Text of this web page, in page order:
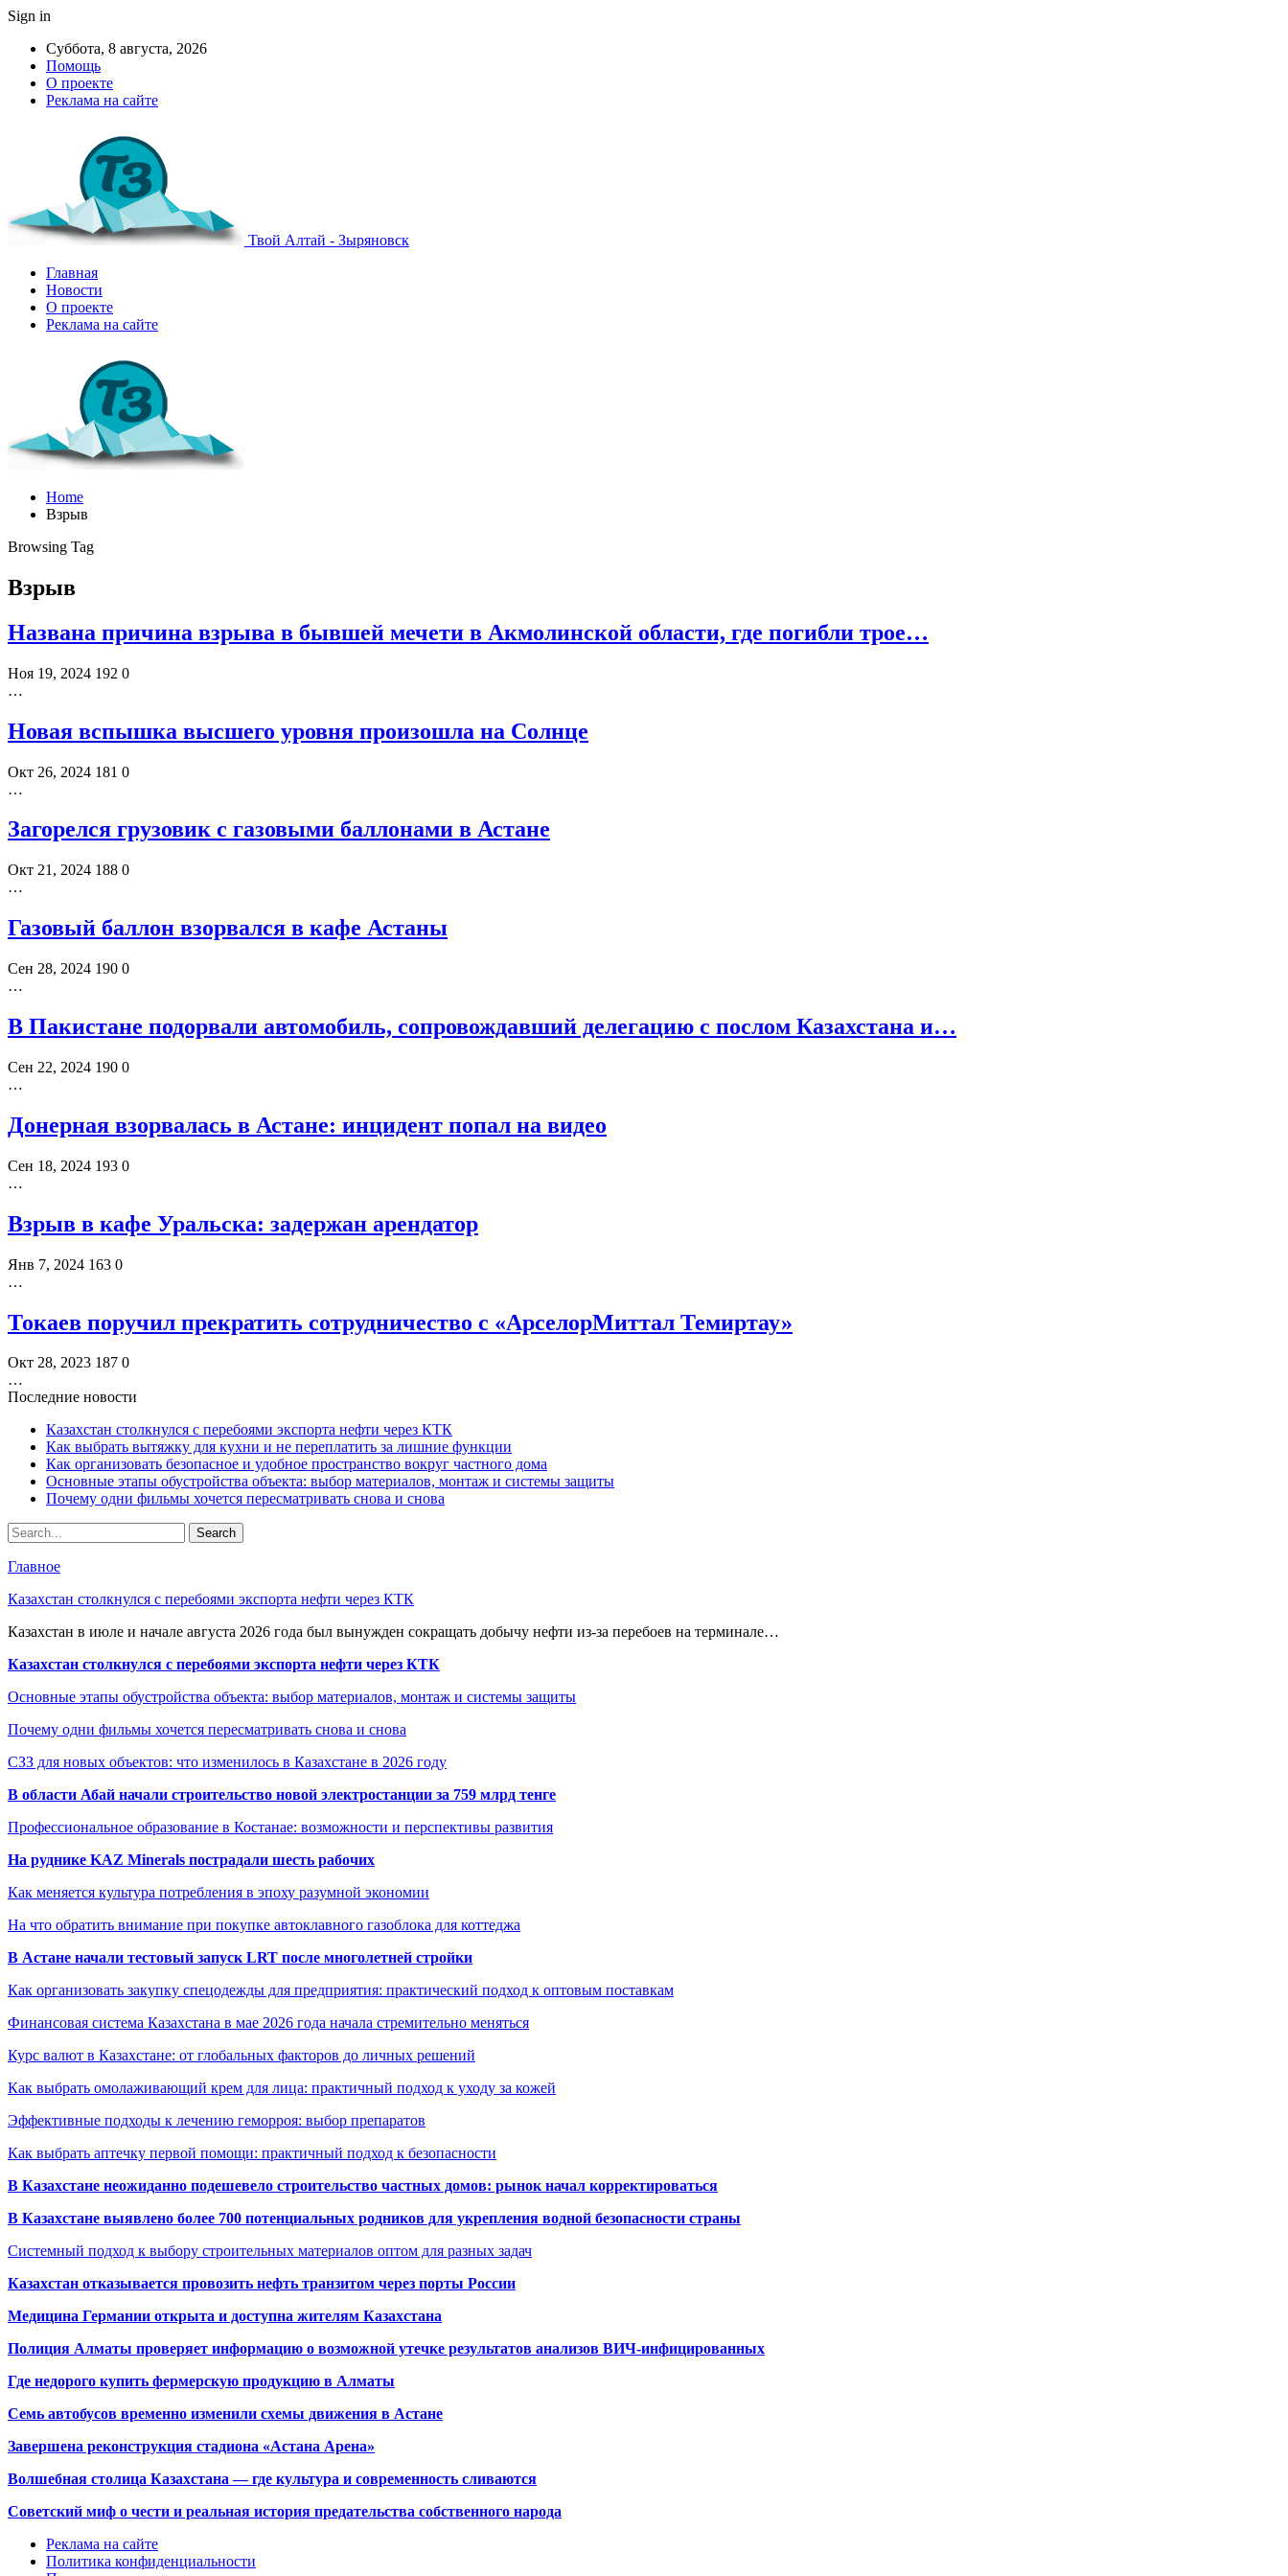
Sign in
Суббота, 8 августа, 2026
Помощь
О проекте
Реклама на сайте
Твой Алтай - Зыряновск
Главная
Новости
О проекте
Реклама на сайте
Home
Взрыв
Browsing Tag
Взрыв
Названа причина взрыва в бывшей мечети в Акмолинской области, где погибли трое…
Ноя 19, 2024 192 0
…
Новая вспышка высшего уровня произошла на Солнце
Окт 26, 2024 181 0
…
Загорелся грузовик с газовыми баллонами в Астане
Окт 21, 2024 188 0
…
Газовый баллон взорвался в кафе Астаны
Сен 28, 2024 190 0
…
В Пакистане подорвали автомобиль, сопровождавший делегацию с послом Казахстана и…
Сен 22, 2024 190 0
…
Донерная взорвалась в Астане: инцидент попал на видео
Сен 18, 2024 193 0
…
Взрыв в кафе Уральска: задержан арендатор
Янв 7, 2024 163 0
…
Токаев поручил прекратить сотрудничество с «АрселорМиттал Темиртау»
Окт 28, 2023 187 0
…
Последние новости
Казахстан столкнулся с перебоями экспорта нефти через КТК
Как выбрать вытяжку для кухни и не переплатить за лишние функции
Как организовать безопасное и удобное пространство вокруг частного дома
Основные этапы обустройства объекта: выбор материалов, монтаж и системы защиты
Почему одни фильмы хочется пересматривать снова и снова
Главное
Казахстан столкнулся с перебоями экспорта нефти через КТК
Казахстан в июле и начале августа 2026 года был вынужден сокращать добычу нефти из-за перебоев на терминале…
Казахстан столкнулся с перебоями экспорта нефти через КТК
Основные этапы обустройства объекта: выбор материалов, монтаж и системы защиты
Почему одни фильмы хочется пересматривать снова и снова
СЗЗ для новых объектов: что изменилось в Казахстане в 2026 году
В области Абай начали строительство новой электростанции за 759 млрд тенге
Профессиональное образование в Костанае: возможности и перспективы развития
На руднике KAZ Minerals пострадали шесть рабочих
Как меняется культура потребления в эпоху разумной экономии
На что обратить внимание при покупке автоклавного газоблока для коттеджа
В Астане начали тестовый запуск LRT после многолетней стройки
Как организовать закупку спецодежды для предприятия: практический подход к оптовым поставкам
Финансовая система Казахстана в мае 2026 года начала стремительно меняться
Курс валют в Казахстане: от глобальных факторов до личных решений
Как выбрать омолаживающий крем для лица: практичный подход к уходу за кожей
Эффективные подходы к лечению геморроя: выбор препаратов
Как выбрать аптечку первой помощи: практичный подход к безопасности
В Казахстане неожиданно подешевело строительство частных домов: рынок начал корректироваться
В Казахстане выявлено более 700 потенциальных родников для укрепления водной безопасности страны
Системный подход к выбору строительных материалов оптом для разных задач
Казахстан отказывается провозить нефть транзитом через порты России
Медицина Германии открыта и доступна жителям Казахстана
Полиция Алматы проверяет информацию о возможной утечке результатов анализов ВИЧ-инфицированных
Где недорого купить фермерскую продукцию в Алматы
Семь автобусов временно изменили схемы движения в Астане
Завершена реконструкция стадиона «Астана Арена»
Волшебная столица Казахстана — где культура и современность сливаются
Советский миф о чести и реальная история предательства собственного народа
Реклама на сайте
Политика конфиденциальности